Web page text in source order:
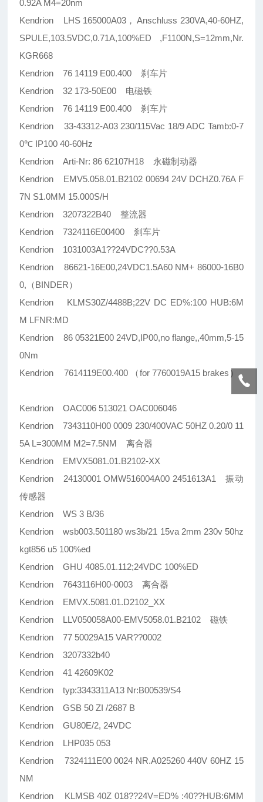
0.92A M4=20nm
Kendrion LHS 165000A03， Anschluss 230VA,40-60HZ,
SPULE,103.5VDC,0.71A,100%ED ,F1100N,S=12mm,Nr.
KGR668
Kendrion 76 14119 E00.400 刹车片
Kendrion 32 173-50E00 电磁铁
Kendrion 76 14119 E00.400 刹车片
Kendrion 33-43312-A03 230/115Vac 18/9 ADC Tamb:0-7
0℃ IP100 40-60Hz
Kendrion Arti-Nr: 86 62107H18 永磁制动器
Kendrion EMV5.058.01.B2102 00694 24V DCHZ0.76A F
7N S1.0MM 15.000S/H
Kendrion 3207322B40 整流器
Kendrion 7324116E00400 刹车片
Kendrion 1031003A1??24VDC??0.53A
Kendrion 86621-16E00,24VDC1.5A60 NM+ 86000-16B0
0,（BINDER）
Kendrion KLMS30Z/4488B;22V DC ED%:100 HUB:6M
M LFNR:MD
Kendrion 86 05321E00 24VD,IP00,no flange,,40mm,5-15
0Nm
Kendrion 7614119E00.400 （for 7760019A15 brakes）
Kendrion OAC006 513021 OAC006046
Kendrion 7343110H00 0009 230/400VAC 50HZ 0.20/0 11
5A L=300MM M2=7.5NM 离合器
Kendrion EMVX5081.01.B2102-XX
Kendrion 24130001 OMW516004A00 2451613A1 振动
传感器
Kendrion WS 3 B/36
Kendrion wsb003.501180 ws3b/21 15va 2mm 230v 50hz
kgt856 u5 100%ed
Kendrion GHU 4085.01.112;24VDC 100%ED
Kendrion 7643116H00-0003 离合器
Kendrion EMVX.5081.01.D2102_XX
Kendrion LLV050058A00-EMV5058.01.B2102 磁铁
Kendrion 77 50029A15 VAR??0002
Kendrion 3207332b40
Kendrion 41 42609K02
Kendrion typ:3343311A13 Nr:B00539/S4
Kendrion GSB 50 ZI /2687 B
Kendrion GU80E/2, 24VDC
Kendrion LHP035 053
Kendrion 7324111E00 0024 NR.A025260 440V 60HZ 15
NM
Kendrion KLMSB 40Z 018??24V=ED% :40??HUB:6MM